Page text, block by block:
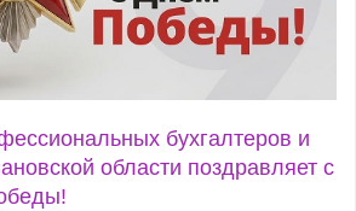
бухгалтеров и
области поздравляет с